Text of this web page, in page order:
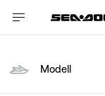
Modell